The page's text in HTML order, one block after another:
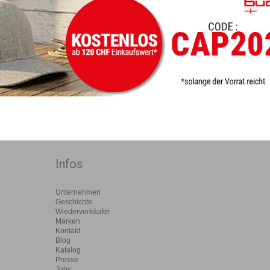
Infos
Unternehmen
Geschichte
Wiederverkäufer
Marken
Kontakt
Blog
Katalog
Presse